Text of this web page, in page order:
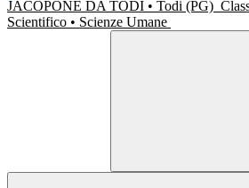
JACOPONE DA TODI • Todi (PG)
Scientifico • Scienze Umane